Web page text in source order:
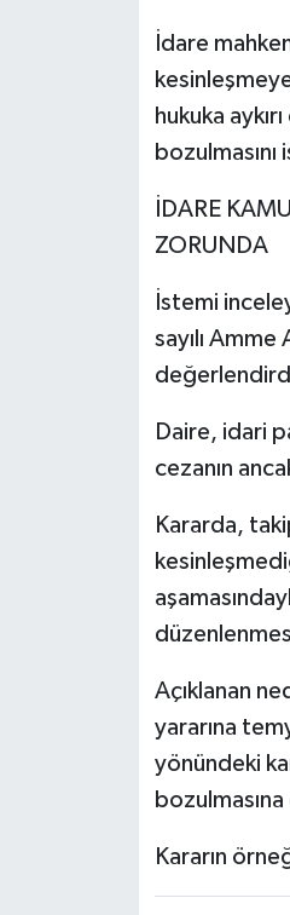
İdare
hukuka
bozulmasını
İDARE
ZORUNDA
İstemi
sayılı Amme
Daire, idari
cezanın
Kararda,
Açıklanan
yararına
yönündeki
Kararın